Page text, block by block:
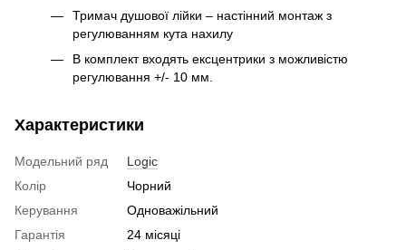
Тримач душової лійки – настінний монтаж з
регулюванням кута нахилу
В комплект входять ексцентрики з можливістю
регулювання +/- 10 мм.
Характеристики
Модельний ряд
Logic
Колір
Чорний
Керування
Одноважільний
Гарантія
24 місяці